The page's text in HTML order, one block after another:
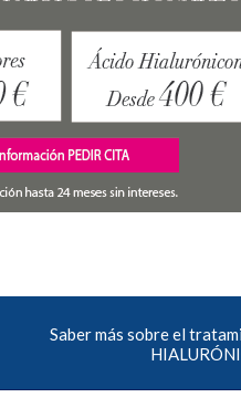
Saber más sobre el